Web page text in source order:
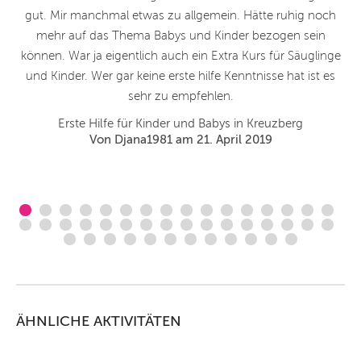
gut. Mir manchmal etwas zu allgemein. Hätte ruhig noch
mehr auf das Thema Babys und Kinder bezogen sein
können. War ja eigentlich auch ein Extra Kurs für Säuglinge
und Kinder. Wer gar keine erste hilfe Kenntnisse hat ist es
sehr zu empfehlen.
Erste Hilfe für Kinder und Babys in Kreuzberg
Von Djana1981 am 21. April 2019
ÄHNLICHE AKTIVITÄTEN